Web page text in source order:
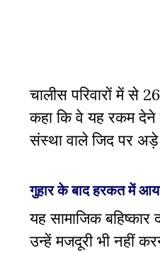
चालीस परिवारों में से
कहा कि वे यह रकम देने
संस्था वाले जिद पर अड़े
गुहार के बाद हरकत में आया
यह सामाजिक
उन्हें मजदूरी भी नहीं